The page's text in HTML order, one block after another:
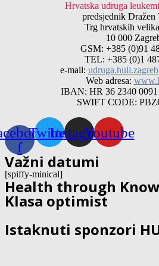
Hrvatska udruga
predsjednik Dražen
Trg hrvatskih
10 000
GSM: +385 (0)91
TEL: +385 (0)1
e-mail:
Web adresa:
IBAN: HR 36 2340 0091
SWIFT CODE:
f
TwitterInstagramYoutube
Važni datumi
[spiffy-minical]
Health through
Klasa optimist
Istaknuti sponzori